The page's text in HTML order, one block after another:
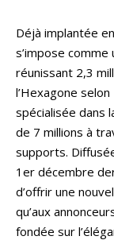
Déjà implantée
s’impose
réunissant 2,3
l’Hexagone
spécialisée dans
de 7 millions à
supports.
1er décembre
d’offrir une
qu’aux
fondée sur